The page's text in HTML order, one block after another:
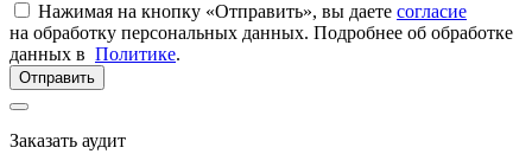
Нажимая на кнопку «Отправить», вы даете согласие
на обработку персональных данных. Подробнее об обработке
данных в Политике.
Отправить
Заказать аудит